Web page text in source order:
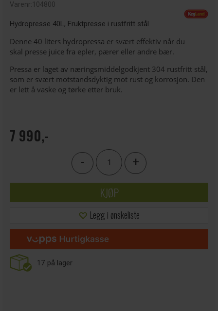
Varenr:104800
Hydropresse 40L, Fruktpresse i rustfritt stål
Denne 40 liters hydropressa er svært effektiv når du
skal presse juice fra epler, pærer eller andre bær.
Pressa er laget av næringsmiddelgodkjent 304 rustfritt stål,
som er svært motstandsdyktig mot rust og korrosjon. Den
er lett å vaske og tørke etter bruk.
7 990,-
- +
KJØP
Legg i ønskeliste
17 på lager